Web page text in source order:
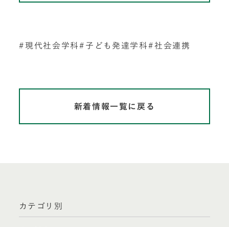
現代社会学科 子ども発達学科 社会連携
新着情報一覧に戻る
カテゴリ別